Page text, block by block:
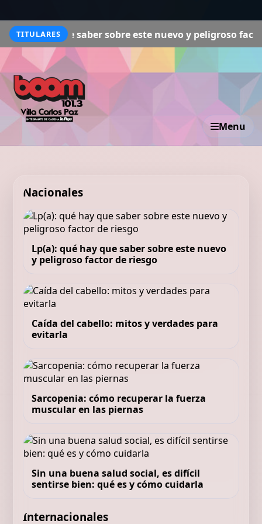
TITULARES
que saber sobre este nuevo y peligroso factor de
Menu
Nacionales
Lp(a): qué hay que saber sobre este nuevo
y peligroso factor de riesgo
Caída del cabello: mitos y verdades para
evitarla
Sarcopenia: cómo recuperar la fuerza
muscular en las piernas
Sin una buena salud social, es difícil
sentirse bien: qué es y cómo cuidarla
Internacionales